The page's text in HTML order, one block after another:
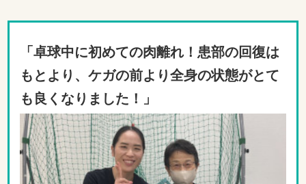
「卓球中に初めての肉離れ！患部の回復は
もとより、ケガの前より全身の状態がとて
も良くなりました！」